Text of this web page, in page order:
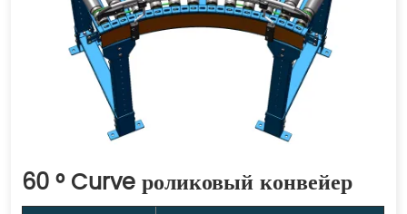
60 ° Curve роликовый конвейер